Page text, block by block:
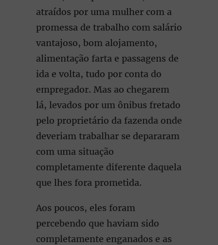
atraídos por uma mulher com a
promessa de trabalho com salário
vantajoso, bom alojamento,
alimentação farta e passagens de
ida e volta, tudo por conta do
empregador. Mas ao chegarem
lá, levados por um ônibus fretado
pelo proprietário da fazenda onde
deveriam trabalhar se depararam
com uma situação
completamente diferente daquela
que lhes fora prometida.
Aos poucos, eles foram
percebendo que haviam sido
completamente enganados e as